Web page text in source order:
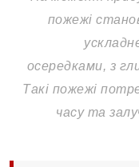
пожежі
осередками, з
Такі пожежі
часу та